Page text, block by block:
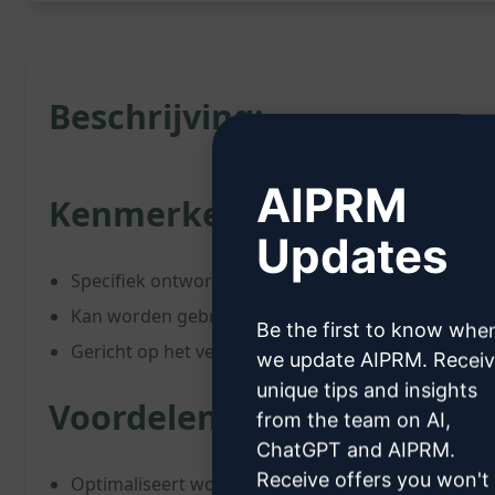
Beschrijving:
Kenmerken:
Specifiek ontworpen voor Google APPS Script
Kan worden gebruikt voor zowel eenvoudige
Gericht op het verbeteren van de efficiëntie van
Voordelen:
Optimaliseert workflow voor APPS Script-projecten
AIPRM
Updates
Be the first to know
we update AIPRM.
unique tips and insights
from the team on AI,
ChatGPT and AIPRM.
Receive offers you won't